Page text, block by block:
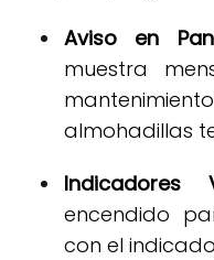
Aviso en
muestra
almohadillas
Indicadores
encendido
con el